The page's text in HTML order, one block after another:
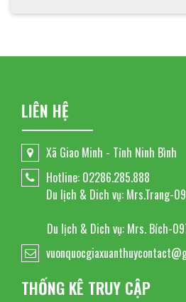
LIÊN HỆ
Xã Giao Minh - Tỉnh Ninh Bình
Hotline: 02286.285.888
Du lịch & Dich vụ: Mrs.Trang-
Du lịch & Dich vụ: Mrs. Bích-
THỐNG KÊ TRUY CẬP